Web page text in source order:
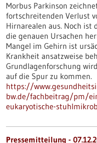
Morbus Parkinson
fortschreitenden Verlust
Hirnarealen aus. Noch
die genauen Ursachen
Mangel im Gehirn ist
Krankheit ansatzweise
Grundlagenforschung
auf die Spur zu kommen.
https://
bw.de/fachbeitrag/pm/
eukaryotische-
Pressemitteilung -